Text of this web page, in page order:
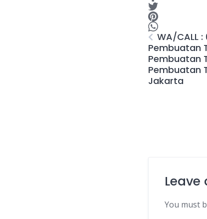
WA/CALL :
Pembuatan
Pembuatan
Pembuatan
Jakarta
Leave
You must